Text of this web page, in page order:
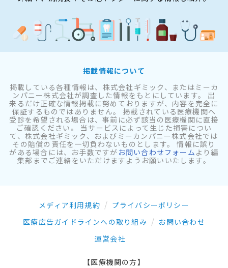
掲載情報について
掲載している各種情報は、株式会社ギミック、またはミーカ
ンパニー株式会社が調査した情報をもとにしています。 出
来るだけ正確な情報掲載に努めておりますが、内容を完全に
保証するものではありません。 掲載されている医療機関へ
受診を希望される場合は、事前に必ず該当の医療機関に直接
ご確認ください。 当サービスによって生じた損害につい
て、株式会社ギミック、およびミーカンパニー株式会社では
その賠償の責任を一切負わないものとします。 情報に誤り
がある場合には、お手数ですが お問い合わせフォーム より編
集部までご連絡をいただけますようお願いいたします。
メディア利用規約
プライバシーポリシー
医療広告ガイドラインへの取り組み
お問い合わせ
運営会社
【医療機関の方】